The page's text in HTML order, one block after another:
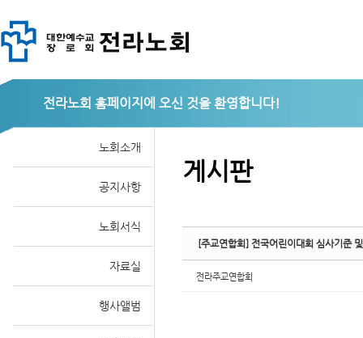
전라노회
노회소개
공지사항
노회서식
자료실
행사앨범
게시판
[주교연합회] 전국어린이대회 심사기준
전라주교연합회
스케치북5